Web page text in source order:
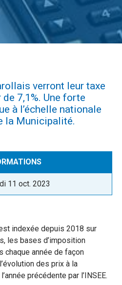
verront leur taxe
7,1%. Une forte
à l’échelle nationale
la Municipalité.
:
11 oct. 2023
indexée depuis 2018 sur
les bases d’imposition
année de façon
des prix à la
précédente par l’INSEE.